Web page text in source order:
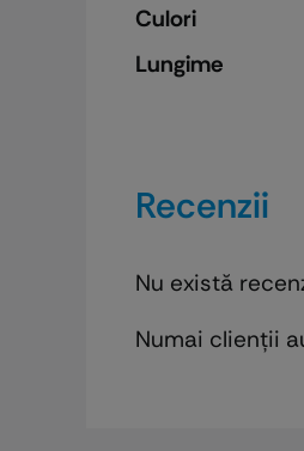
Culori
Lungime
Recenzii
Nu există
Numai clienții